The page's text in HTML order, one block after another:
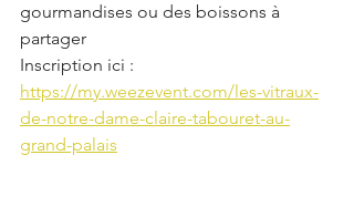
gourmandises ou des boissons à
partager
Inscription ici :
https://my.weezevent.com/les-vitraux-
de-notre-dame-claire-tabouret-au-
grand-palais